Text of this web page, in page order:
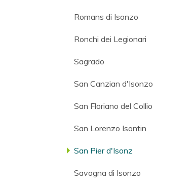
Romans di Isonzo
Ronchi dei Legionari
Sagrado
San Canzian d'Isonzo
San Floriano del Collio
San Lorenzo Isontin
San Pier d'Isonz
Savogna di Isonzo